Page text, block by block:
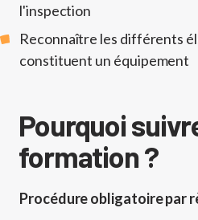
l'inspection
Reconnaître les différents
constituent un équipement
Pourquoi
formation ?
Procédure obligatoire par